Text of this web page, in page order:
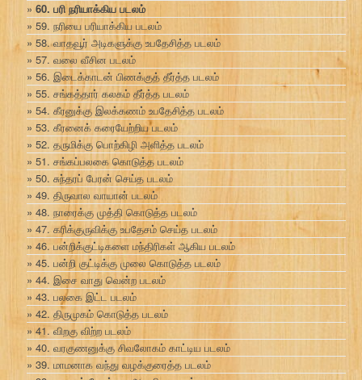
60. பரி நரியாக்கிய படலம்
59. நரியை பரியாக்கிய படலம்
58. வாதவூர் அடிகளுக்கு உபதேசித்த படலம்
57. வலை வீசின படலம்
56. இடைக்காடன் பிணக்குத் தீர்த்த படலம்
55. சங்கத்தார் கலகம் தீர்த்த படலம்
54. கீரனுக்கு இலக்கணம் உபதேசித்த படலம்
53. கீரனைக் கரையேற்றிய படலம்
52. தருமிக்கு பொற்கிழி அளித்த படலம்
51. சங்கப்பலகை கொடுத்த படலம்
50. சுந்தரப் பேரன் செய்த படலம்
49. திருவால வாயான் படலம்
48. நாரைக்கு முத்தி கொடுத்த படலம்
47. கரிக்குருவிக்கு உபதேசம் செய்த படலம்
46. பன்றிக்குட்டிகளை மந்திரிகள் ஆகிய படலம்
45. பன்றி குட்டிக்கு முலை கொடுத்த படலம்
44. இசை வாது வென்ற படலம்
43. பலகை இட்ட படலம்
42. திருமுகம் கொடுத்த படலம்
41. விறகு விற்ற படலம்
40. வரகுணனுக்கு சிவலோகம் காட்டிய படலம்
39. மாமனாக வந்து வழக்குரைத்த படலம்